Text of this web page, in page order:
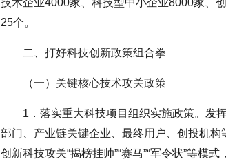
25个。
二、打好科技创新政策组合拳
（一）关键核心技术攻关政策
1．落实重大科技项目组织实施政策。发
部门、产业链关键企业、最终用户、创投机构
创新科技攻关“揭榜挂帅”“赛马”“军令状”等模